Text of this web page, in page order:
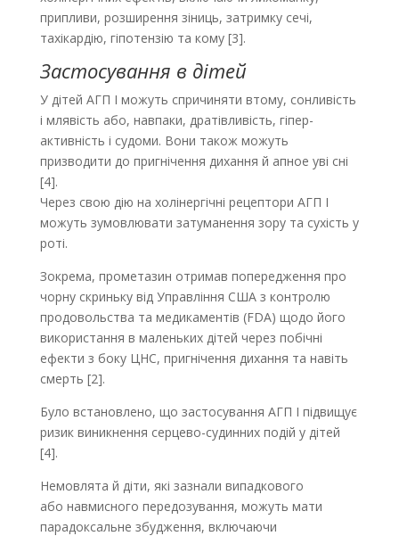
припливи, розширення зіниць, затримку сечі,
тахікардію, гіпотензію та кому [3].
Застосування в дітей
У дітей АГП І можуть спричиняти втому, сонливість
і млявість або, навпаки, дратівливість, гіпер­
активність і судоми. Вони також можуть
призводити до пригнічення дихання й апное уві сні
[4].
Через свою дію на холінергічні рецептори АГП І
можуть зумовлювати затуманення зору та сухість у
роті.
Зокрема, прометазин отримав попередження про
чорну скриньку від Управління США з конт­ролю
продовольства та медикаментів (FDA) щодо його
використання в маленьких дітей через побічні
ефекти з боку ЦНС, пригнічення дихання та навіть
смерть [2].
Було встановлено, що застосування АГП І підвищує
ризик виникнення серцево-судинних подій у дітей
[4].
Немовлята й діти, які зазнали випадкового
або навмисного передозування, можуть мати
парадоксальне збудження, включаючи